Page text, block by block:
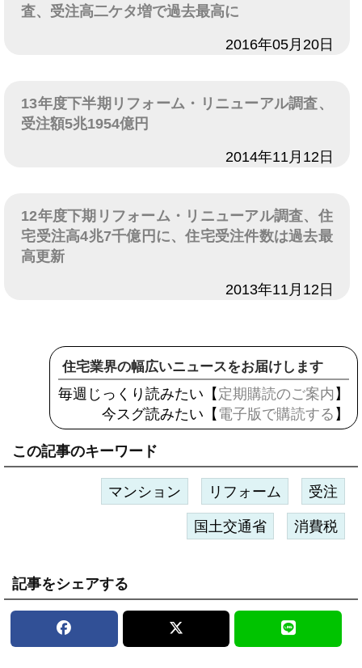
査、受注高二ケタ増で過去最高に
2016年05月20日
13年度下半期リフォーム・リニューアル調査、
受注額5兆1954億円
2014年11月12日
12年度下期リフォーム・リニューアル調査、住
宅受注高4兆7千億円に、住宅受注件数は過去最
高更新
2013年11月12日
住宅業界の幅広いニュースをお届けします
毎週じっくり読みたい【 定期購読のご案内 】
今スグ読みたい【 電子版で購読する 】
この記事のキーワード
マンション リフォーム 受注
国土交通省 消費税
記事をシェアする